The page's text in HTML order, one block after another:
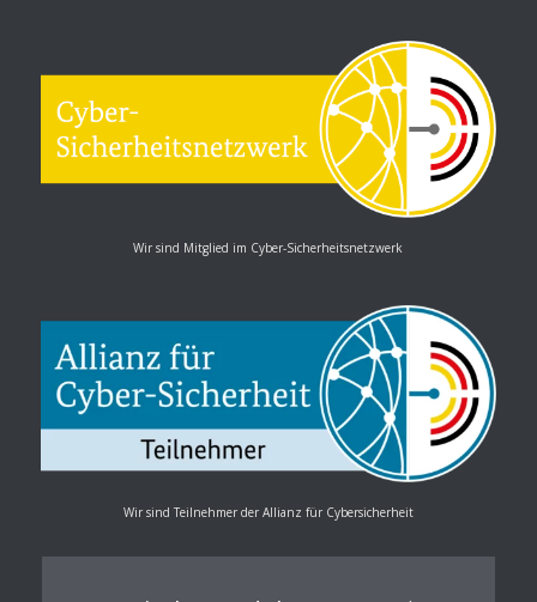
Wir sind Mitglied im Cyber-Sicherheitsnetzwerk
Wir sind Teilnehmer der Allianz für Cybersicherheit